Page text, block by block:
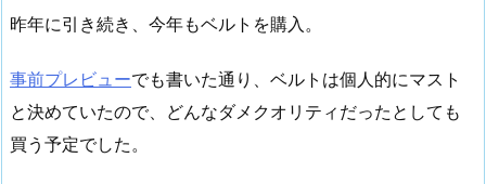
昨年に引き続き、今年もベルトを購入。
事前プレビューでも書いた通り、ベルトは個人的にマスト
と決めていたので、どんなダメクオリティだったとしても
買う予定でした。